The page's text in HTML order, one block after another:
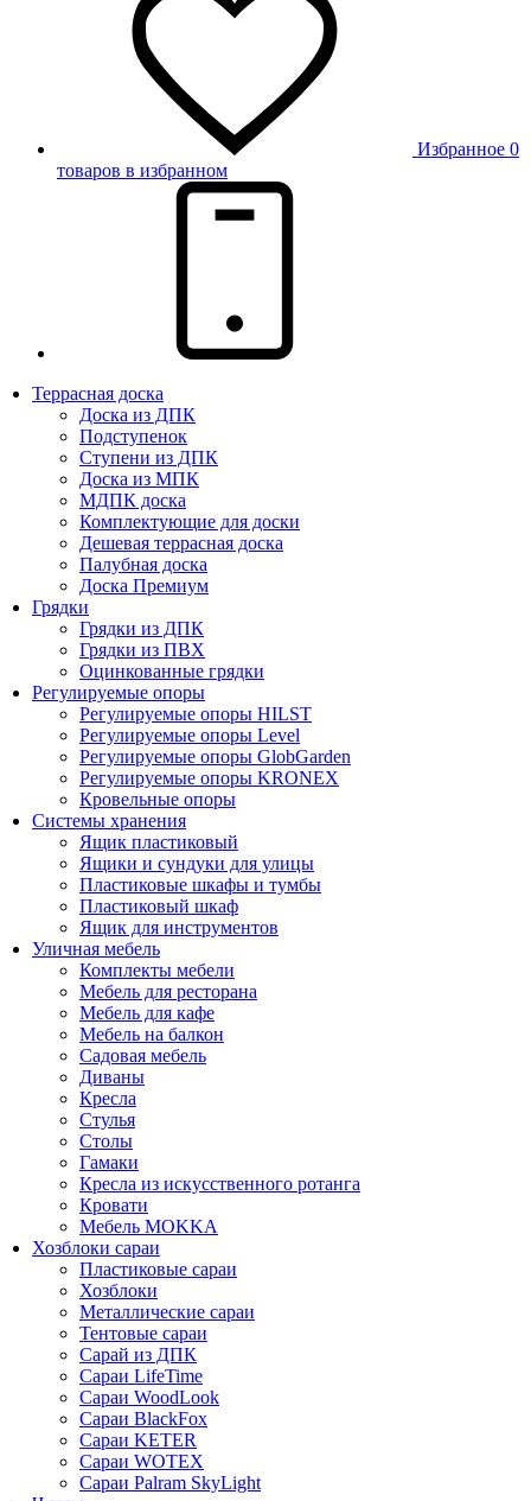
Избранное 0
товаров в избранном
Террасная доска
Доска из ДПК
Подступенок
Ступени из ДПК
Доска из МПК
МДПК доска
Комплектующие для доски
Дешевая террасная доска
Палубная доска
Доска Премиум
Грядки
Грядки из ДПК
Грядки из ПВХ
Оцинкованные грядки
Регулируемые опоры
Регулируемые опоры HILST
Регулируемые опоры Level
Регулируемые опоры GlobGarden
Регулируемые опоры KRONEX
Кровельные опоры
Системы хранения
Ящик пластиковый
Ящики и сундуки для улицы
Пластиковые шкафы и тумбы
Пластиковый шкаф
Ящик для инструментов
Уличная мебель
Комплекты мебели
Мебель для ресторана
Мебель для кафе
Мебель на балкон
Садовая мебель
Диваны
Кресла
Стулья
Столы
Гамаки
Кресла из искусственного ротанга
Кровати
Мебель MOKKA
Хозблоки сараи
Пластиковые сараи
Хозблоки
Металлические сараи
Тентовые сараи
Сарай из ДПК
Cараи LifeTime
Cараи WoodLook
Сараи BlackFox
Сараи KETER
Сараи WOTEX
Сараи Palram SkyLight